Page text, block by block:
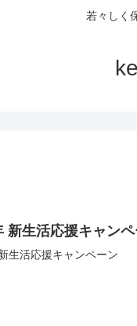
若々しく
新生活応援キャン
生活応援キャンペーン